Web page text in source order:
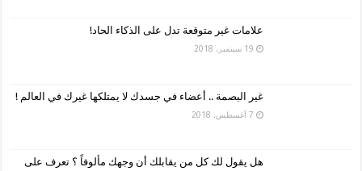
علامات غير متوقعة تدل على الذكاء الحاد!
19 سبتمبر، 2018
غير البصمة .. أعضاء في جسدك لا يمتلكها غيرك في العالم !
7 أغسطس، 2018
هل يقول لك كل من يقابلك أن وجهك مألوفاً ؟ تعرف على